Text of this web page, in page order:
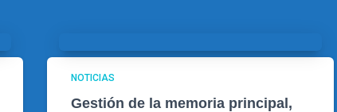
NOTICIAS
Gestión de la memoria principal,